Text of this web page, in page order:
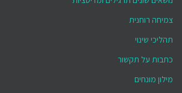
צמיחה רוחנית
תהליכי שינוי
כתבות על תקשור
מילון מונחים